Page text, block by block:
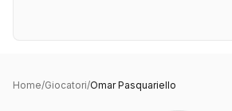
Home/Giocatori/Omar Pasquariello